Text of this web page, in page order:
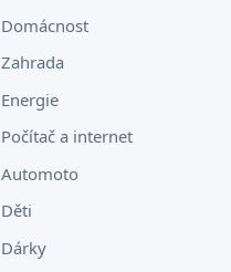
Domácnost
Zahrada
Energie
Počítač a internet
Automoto
Děti
Dárky